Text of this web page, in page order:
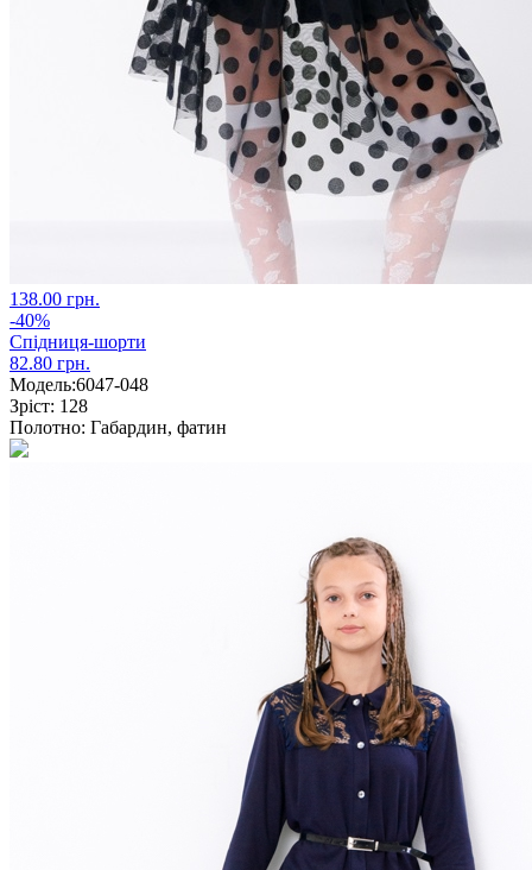
138.00 грн.
-40%
Спідниця-шорти
82.80 грн.
Модель:6047-048
Зріст: 128
Полотно: Габардин, фатин